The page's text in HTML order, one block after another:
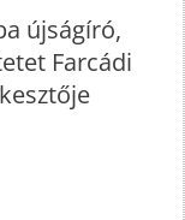
újságíró,
Farcádi